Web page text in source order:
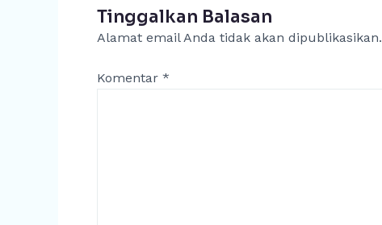
Tinggalkan Balasan
Alamat email Anda tidak akan dipublikasikan.
Komentar *